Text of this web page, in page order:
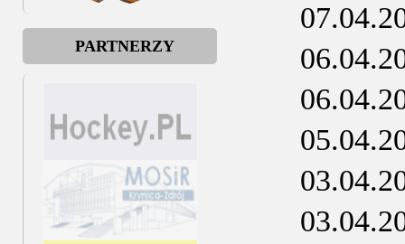
PARTNERZY